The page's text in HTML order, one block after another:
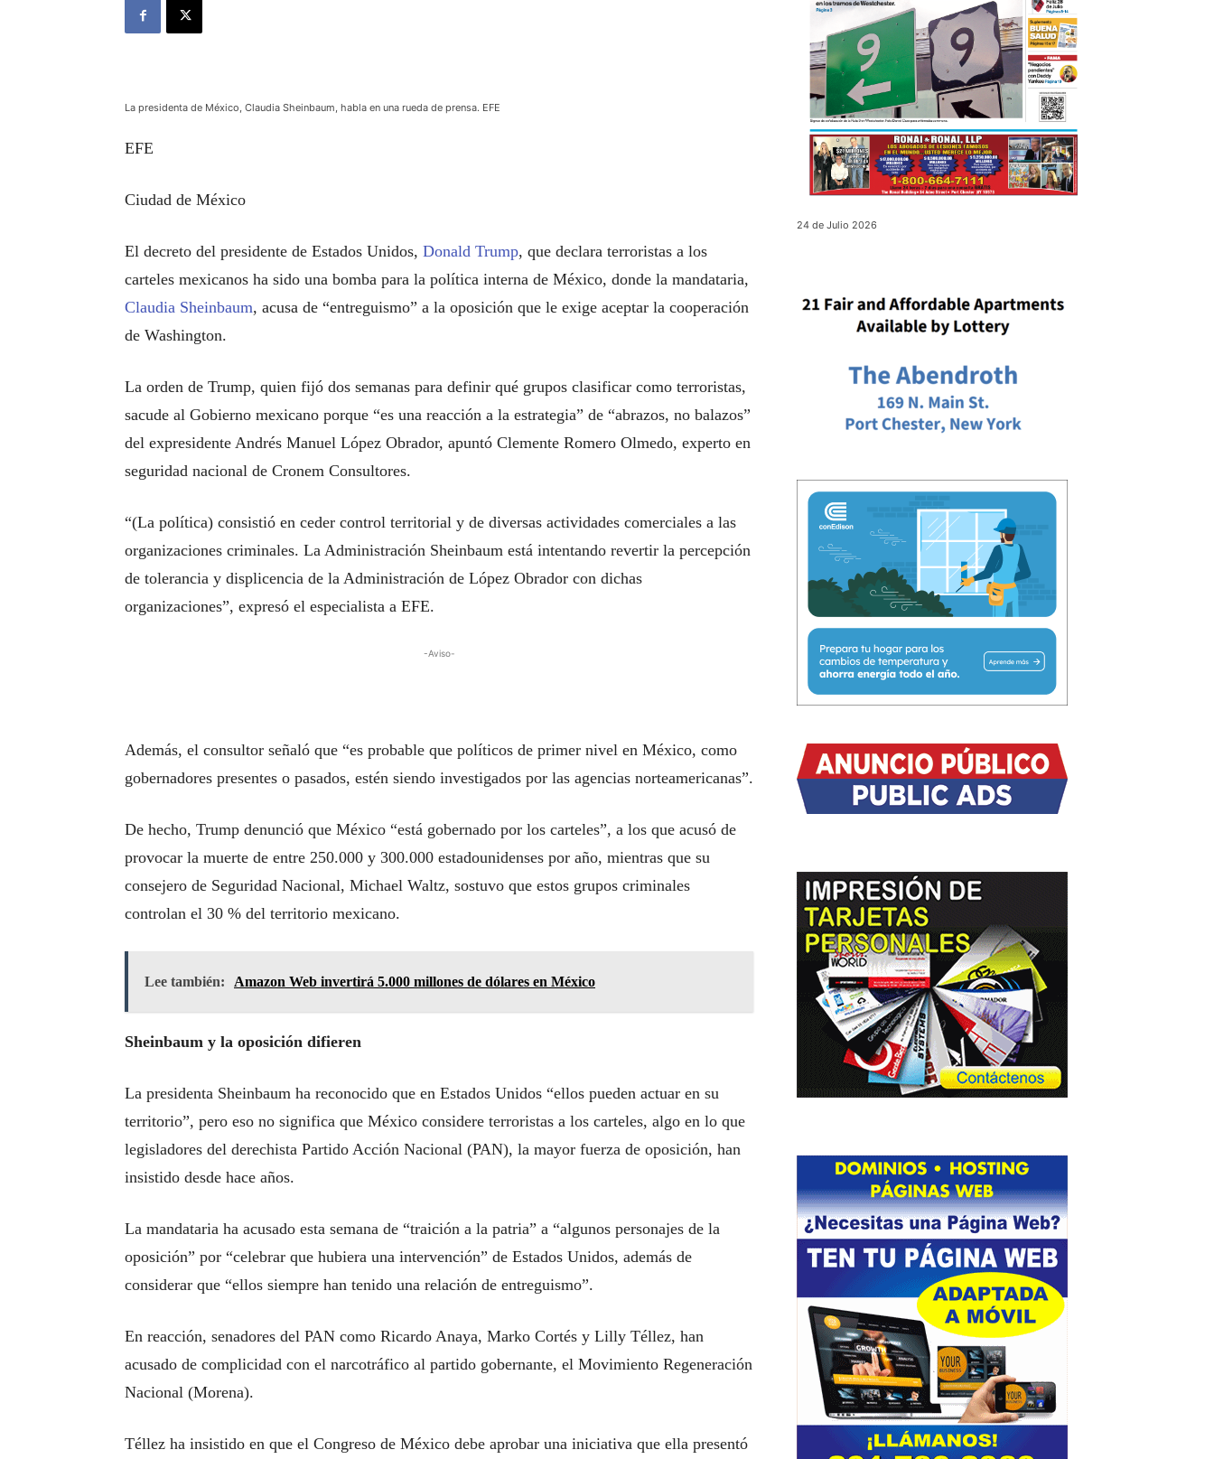
La presidenta de México, Claudia Sheinbaum, habla en una rueda de prensa. EFE
EFE
Ciudad de México
El decreto del presidente de Estados Unidos, Donald Trump, que declara terroristas a los
carteles mexicanos ha sido una bomba para la política interna de México, donde la mandataria,
Claudia Sheinbaum, acusa de “entreguismo” a la oposición que le exige aceptar la cooperación
de Washington.
La orden de Trump, quien fijó dos semanas para definir qué grupos clasificar como terroristas,
sacude al Gobierno mexicano porque “es una reacción a la estrategia” de “abrazos, no balazos”
del expresidente Andrés Manuel López Obrador, apuntó Clemente Romero Olmedo, experto en
seguridad nacional de Cronem Consultores.
“(La política) consistió en ceder control territorial y de diversas actividades comerciales a las
organizaciones criminales. La Administración Sheinbaum está intentando revertir la percepción
de tolerancia y displicencia de la Administración de López Obrador con dichas
organizaciones”, expresó el especialista a EFE.
-Aviso-
Además, el consultor señaló que “es probable que políticos de primer nivel en México, como
gobernadores presentes o pasados, estén siendo investigados por las agencias norteamericanas”.
De hecho, Trump denunció que México “está gobernado por los carteles”, a los que acusó de
provocar la muerte de entre 250.000 y 300.000 estadounidenses por año, mientras que su
consejero de Seguridad Nacional, Michael Waltz, sostuvo que estos grupos criminales
controlan el 30 % del territorio mexicano.
Lee también: Amazon Web invertirá 5.000 millones de dólares en México
Sheinbaum y la oposición difieren
La presidenta Sheinbaum ha reconocido que en Estados Unidos “ellos pueden actuar en su
territorio”, pero eso no significa que México considere terroristas a los carteles, algo en lo que
legisladores del derechista Partido Acción Nacional (PAN), la mayor fuerza de oposición, han
insistido desde hace años.
La mandataria ha acusado esta semana de “traición a la patria” a “algunos personajes de la
oposición” por “celebrar que hubiera una intervención” de Estados Unidos, además de
considerar que “ellos siempre han tenido una relación de entreguismo”.
En reacción, senadores del PAN como Ricardo Anaya, Marko Cortés y Lilly Téllez, han
acusado de complicidad con el narcotráfico al partido gobernante, el Movimiento Regeneración
Nacional (Morena).
Téllez ha insistido en que el Congreso de México debe aprobar una iniciativa que ella presentó
24 de Julio 2026